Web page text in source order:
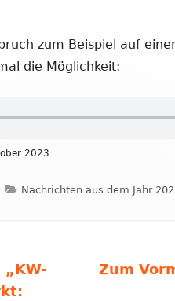
zum Beispiel auf
die Möglichkeit:
2023
Kategorien
Nachrichten aus dem Jahr
Nächster
Zum